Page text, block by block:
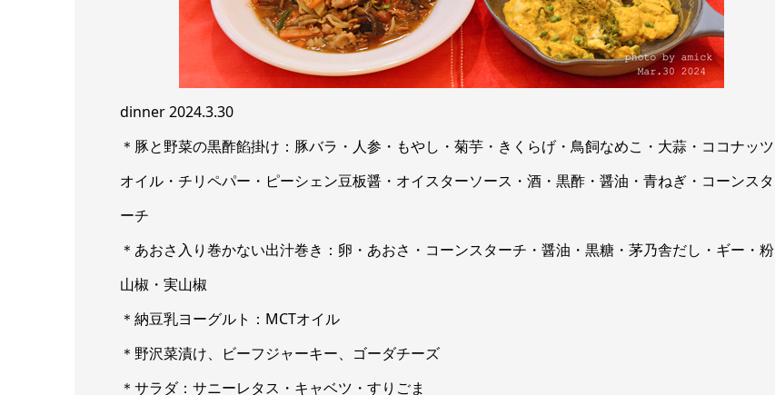
dinner 2024.3.30
＊豚と野菜の黒酢餡掛け：豚バラ・人参・もやし・菊芋・きくらげ・鳥飼なめこ・大蒜・ココナッツ
オイル・チリペパー・ピーシェン豆板醤・オイスターソース・酒・黒酢・醤油・青ねぎ・コーンスタ
ーチ
＊あおさ入り巻かない出汁巻き：卵・あおさ・コーンスターチ・醤油・黒糖・茅乃舎だし・ギー・粉
山椒・実山椒
＊納豆乳ヨーグルト：MCTオイル
＊野沢菜漬け、ビーフジャーキー、ゴーダチーズ
＊サラダ：サニーレタス・キャベツ・すりごま